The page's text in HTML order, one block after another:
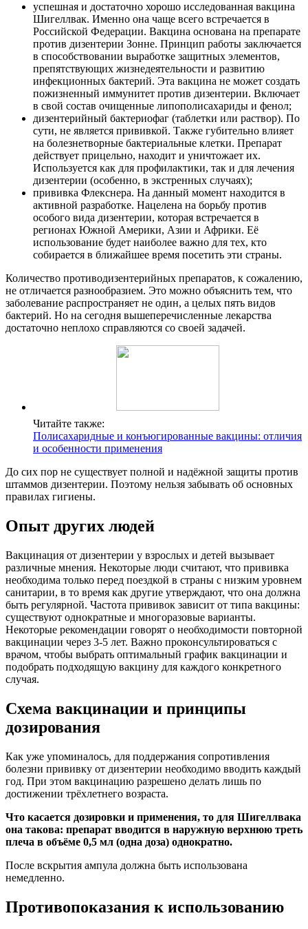
успешная и достаточно хорошо исследованная вакцина
Шигеллвак. Именно она чаще всего встречается в
Российской Федерации. Вакцина основана на препарате
против дизентерии Зонне. Принцип работы заключается
в способствовании выработке защитных элементов,
препятствующих жизнедеятельности и развитию
инфекционных бактерий. Эта вакцина не может создать
пожизненный иммунитет против дизентерии. Включает
в свой состав очищенные липополисахариды и фенол;
дизентерийный бактериофаг (таблетки или раствор). По
сути, не является прививкой. Также губительно влияет
на болезнетворные бактериальные клетки. Препарат
действует прицельно, находит и уничтожает их.
Используется как для профилактики, так и для лечения
дизентерии (особенно, в экстренных случаях);
прививка Флекснера. На данный момент находится в
активной разработке. Нацелена на борьбу против
особого вида дизентерии, которая встречается в
регионах Южной Америки, Азии и Африки. Её
использование будет наиболее важно для тех, кто
собирается в ближайшее время посетить эти страны.
Количество противодизентерийных препаратов, к сожалению,
не отличается разнообразием. Это можно объяснить тем, что
заболевание распространяет не один, а целых пять видов
бактерий. Но на сегодня вышеперечисленные лекарства
достаточно неплохо справляются со своей задачей.
Читайте также:
Полисахаридные и конъюгированные вакцины: отличия
и особенности применения
До сих пор не существует полной и надёжной защиты против
штаммов дизентерии. Поэтому нельзя забывать об основных
правилах гигиены.
Опыт других людей
Вакцинация от дизентерии у взрослых и детей вызывает
различные мнения. Некоторые люди считают, что прививка
необходима только перед поездкой в страны с низким уровнем
санитарии, в то время как другие утверждают, что она должна
быть регулярной. Частота прививок зависит от типа вакцины:
существуют однократные и многоразовые варианты.
Некоторые рекомендации говорят о необходимости повторной
вакцинации через 3-5 лет. Важно проконсультироваться с
врачом, чтобы выбрать оптимальный график вакцинации и
подобрать подходящую вакцину для каждого конкретного
случая.
Схема вакцинации и принципы
дозирования
Как уже упоминалось, для поддержания сопротивления
болезни прививку от дизентерии необходимо вводить каждый
год. При этом вакцинацию разрешено делать лишь по
достижении трёхлетнего возраста.
Что касается дозировки и применения, то для Шигеллвака
она такова: препарат вводится в наружную верхнюю треть
плеча в объёме 0,5 мл (одна доза) однократно.
После вскрытия ампула должна быть использована
немедленно.
Противопоказания к использованию